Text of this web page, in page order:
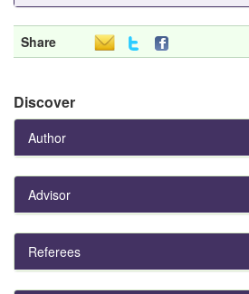
Share
Discover
Author
Advisor
Referees